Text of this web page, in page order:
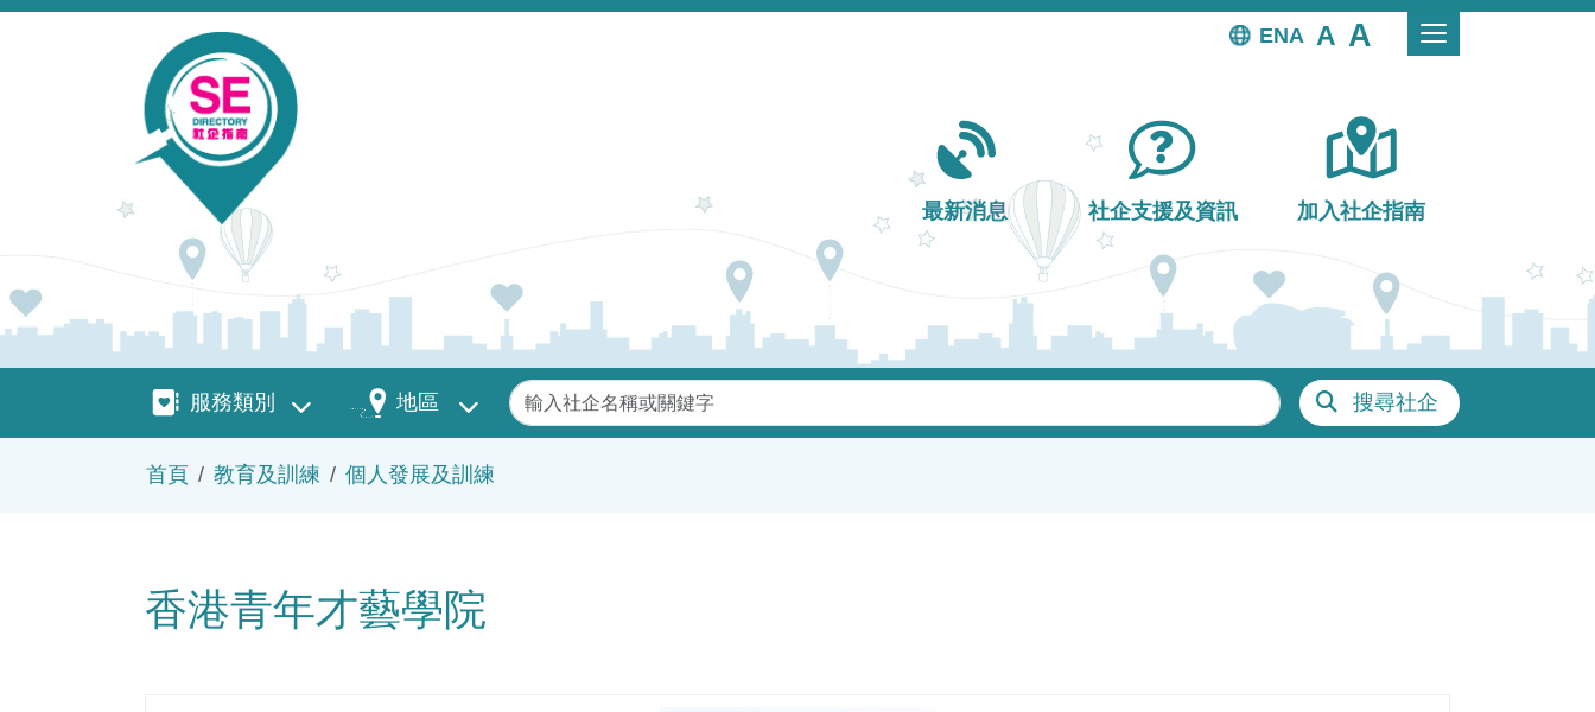
移至主內容
EN
Main navigation
最新消息 社企支援及資訊 加入社企指南
服務類別服務類別 地區 地區 關鍵字 搜尋社企
首頁 教育及訓練 個人發展及訓練
香港青年才藝學院